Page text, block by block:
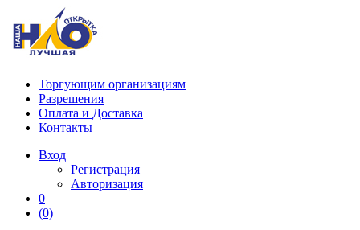
Торгующим организациям
Разрешения
Оплата и Доставка
Контакты
Вход
Регистрация
Авторизация
0
(0)